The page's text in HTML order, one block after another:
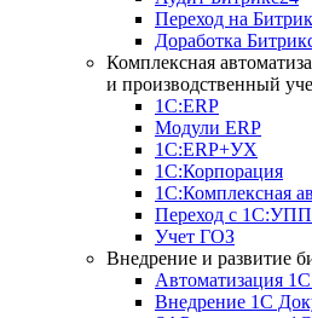
Переход на
Доработка
Комплексная
и производственный
1С:ERP
Модули ERP
1C:ERP+УХ
1С:Корпорация
1С:Комплексная
Переход с 1С:УПП
Учет ГОЗ
Внедрение и развитие
Автоматизация
Внедрение 1С